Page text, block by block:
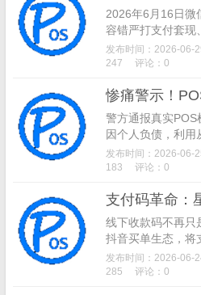
2026年6月16日微
容错严打支付套现
批支付从业者账号
大致命封号雷区，
发布时间：2026-06-
247
评论：0
警方通报真实POS
因个人负债，利
换、POS机系统升
资金，最终被警方
发布时间：2026-06-
183
评论：0
线下收款码不再只
抖音买单生态，将
域沉淀、数据赋能
解析支付行业变革
发布时间：2026-06-
285
评论：0